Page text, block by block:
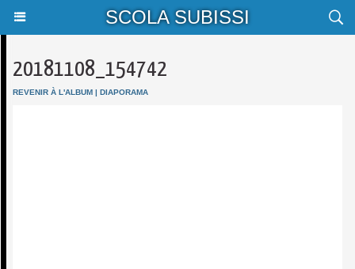
SCOLA SUBISSI
20181108_154742
REVENIR À L'ALBUM | DIAPORAMA